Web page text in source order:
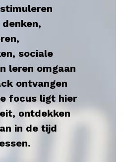
sociale
leren omgaan
ontvangen
focus ligt hier
ontdekken
in de tijd